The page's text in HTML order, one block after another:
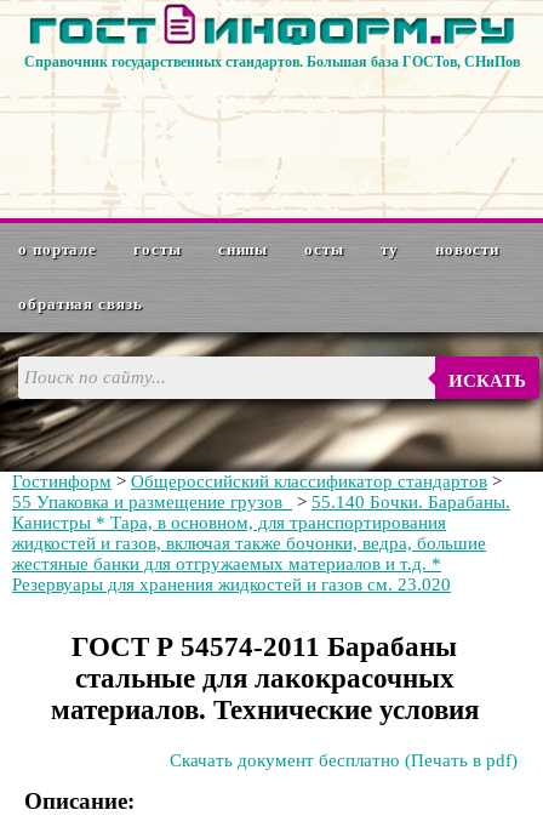
Справочник государственных стандартов. Большая база ГОСТов, СНиПов
о портале госты снипы осты ту новости
обратная связь
ИСКАТЬ
Гостинформ > Общероссийский классификатор стандартов >
55 Упаковка и размещение грузов
> 55.140 Бочки. Барабаны.
Канистры * Тара, в основном, для транспортирования
жидкостей и газов, включая также бочонки, ведра, большие
жестяные банки для отгружаемых материалов и т.д. *
Резервуары для хранения жидкостей и газов см. 23.020
ГОСТ Р 54574-2011 Барабаны
стальные для лакокрасочных
материалов. Технические условия
Скачать документ бесплатно (Печать в pdf)
Описание: